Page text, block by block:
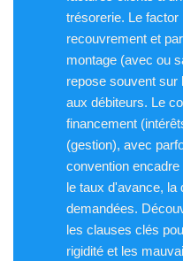
trésorerie. Le factor
recouvrement et
montage (avec ou
repose souvent sur
aux débiteurs. Le
financement
(gestion), avec
convention
le taux d'avance, la
demandées.
les clauses clés
rigidité et les